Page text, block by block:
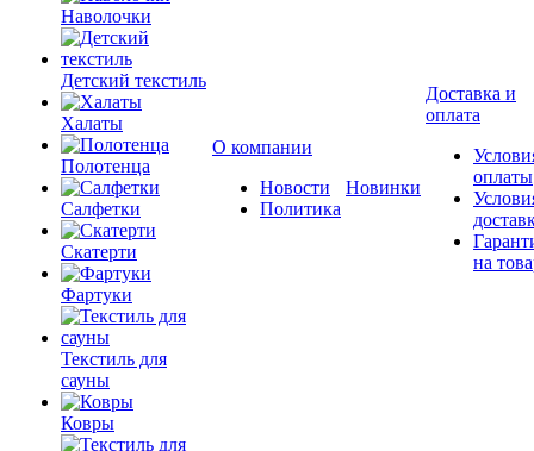
Наволочки
Детский текстиль
Халаты
Полотенца
Салфетки
Скатерти
Фартуки
Текстиль для
сауны
Ковры
О компании
Новости
Политика
Новинки
Доставка и
оплата
оплаты
на